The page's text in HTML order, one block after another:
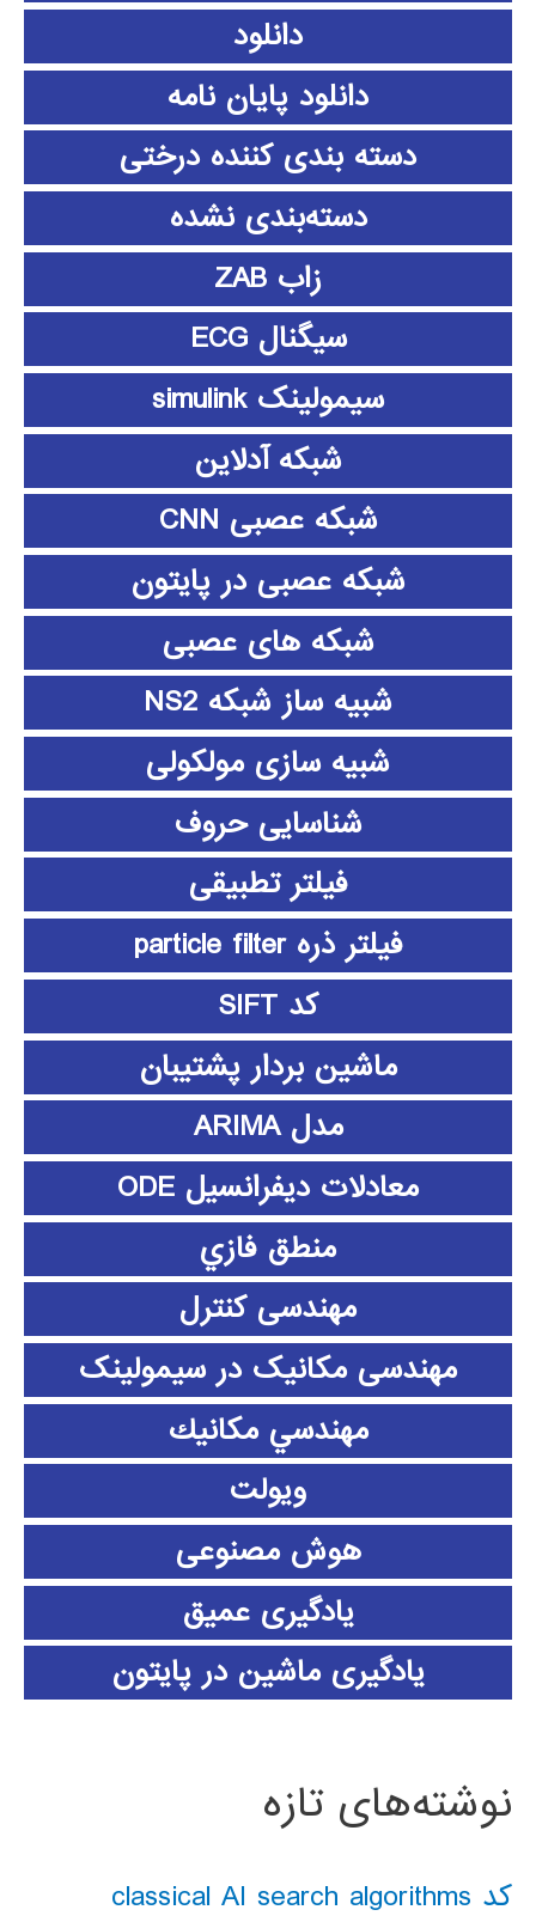
دانلود
دانلود پايان نامه
دسته بندی کننده درختی
دسته‌بندی نشده
زاب ZAB
سیگنال ECG
سیمولینک simulink
شبکه آدلاین
شبکه عصبی CNN
شبکه عصبی در پایتون
شبکه های عصبی
شبیه ساز شبکه NS2
شبیه سازی مولکولی
شناسایی حروف
فیلتر تطبیقی
فیلتر ذره particle filter
کد SIFT
ماشین بردار پشتیبان
مدل ARIMA
معادلات دیفرانسیل ODE
منطق فازي
مهندسی کنترل
مهندسی مکانیک در سیمولینک
مهندسي مكانيك
ویولت
هوش مصنوعی
یادگیری عمیق
یادگیری ماشین در پایتون
نوشته‌های تازه
کد classical AI search algorithms